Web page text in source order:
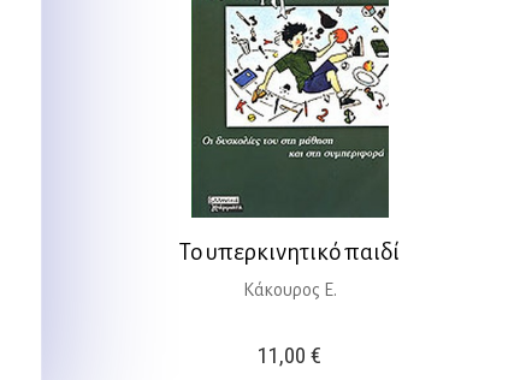
Το υπερκινητικό παιδί
Κάκουρος Ε.
11,00€